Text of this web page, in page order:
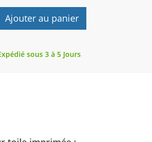
Ajouter au panier
sous 3 à 5 Jours